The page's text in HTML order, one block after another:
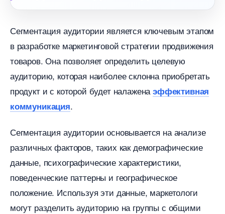
Сегментация аудитории является ключевым этапом
разработке маркетинговой стратегии продвижения
товаров. Она позволяет определить целевую
аудиторию, которая наиболее склонна приобретать
продукт и с которой будет налаженаэффективная
коммуникация.
Сегментация аудитории основывается на анализе
различных факторов, таких как демографические
данные, психографические характеристики,
поведенческие паттерны и географическое
положение. Используя эти данные, маркетологи
могут разделить аудиторию на группы с общими